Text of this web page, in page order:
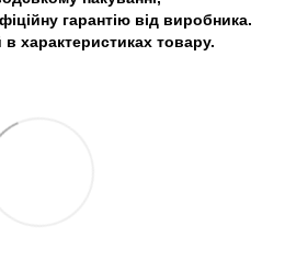
гарантію від виробника.
в характеристиках товару.